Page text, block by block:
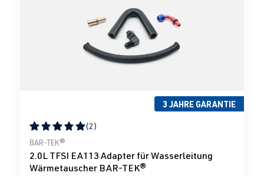
3 JAHRE GARANTIE
Durchschnittliche Bewertung von 5 von 5 Sternen
(2)
BAR-TEK®
2.0L TFSI EA113 Adapter für Wasserleitung
Wärmetauscher BAR-TEK®